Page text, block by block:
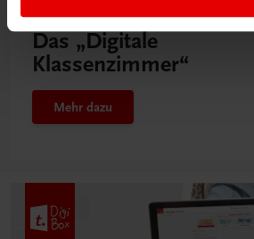
Neu in der DigiBox
Das „Digitale
Klassenzimmer“
Mehr dazu